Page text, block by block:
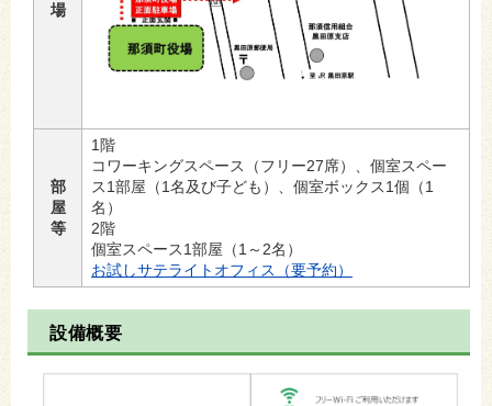
場
部
屋
等
1階
コワーキングスペース（フリー27席）、個室スペー
ス1部屋（1名及び子ども）、個室ボックス1個（1
名）
2階
個室スペース1部屋（1～2名）
お試しサテライトオフィス（要予約）
設備概要